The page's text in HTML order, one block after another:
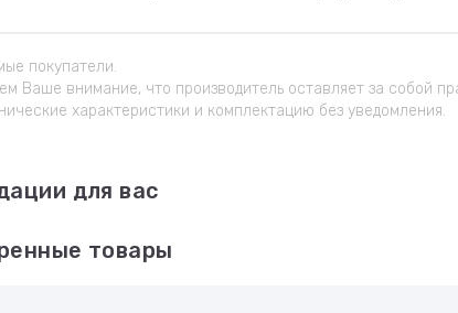
покупатели.
Ваше внимание, что производитель оставляет за собой
характеристики и комплектацию без уведомления.
для вас
товары